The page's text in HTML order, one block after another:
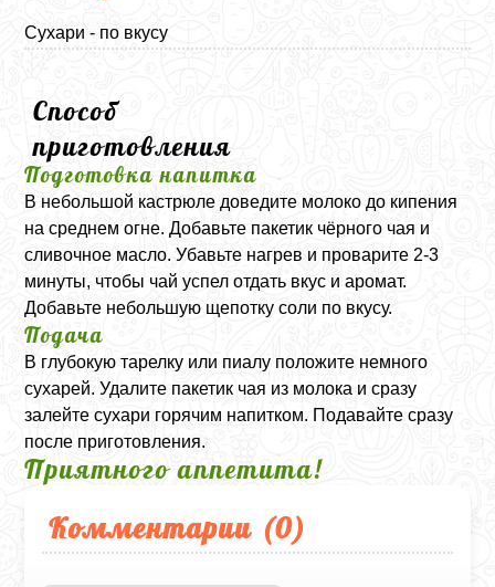
Сухари - по вкусу
Способ
приготовления
Подготовка напитка
В небольшой кастрюле доведите молоко до кипения
на среднем огне. Добавьте пакетик чёрного чая и
сливочное масло. Убавьте нагрев и проварите 2-3
минуты, чтобы чай успел отдать вкус и аромат.
Добавьте небольшую щепотку соли по вкусу.
Подача
В глубокую тарелку или пиалу положите немного
сухарей. Удалите пакетик чая из молока и сразу
залейте сухари горячим напитком. Подавайте сразу
после приготовления.
Приятного аппетита!
Комментарии (0)